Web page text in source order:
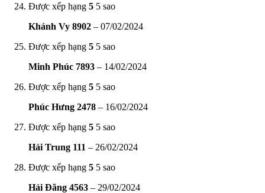
Được xếp hạng 5 5 sao
Khánh Vy 8902 – 07/02/2024
Được xếp hạng 5 5 sao
Minh Phúc 7893 – 14/02/2024
Được xếp hạng 5 5 sao
Phúc Hưng 2478 – 16/02/2024
Được xếp hạng 5 5 sao
Hải Trung 111 – 26/02/2024
Được xếp hạng 5 5 sao
Hải Đăng 4563 – 29/02/2024